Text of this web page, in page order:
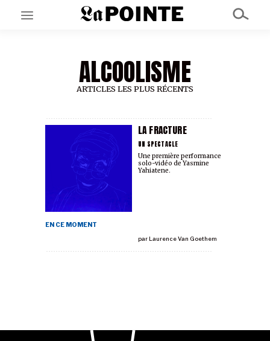
EN CE MOMENT
GRAND ANGLE
AU LARGE
À PROPOS
NOS PARTENAIRES
SOUTENEZ NOUS
ALCOOLISME
ARTICLES LES PLUS RÉCENTS
LA FRACTURE
UN SPECTACLE
EN CE MOMENT
parLaurence Van Goethem
Une première performance
solo-vidéo de Yasmine
Yahiatene.